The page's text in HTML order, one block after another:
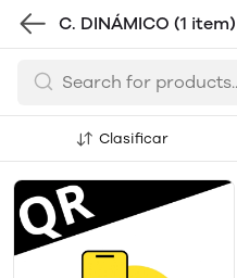
C. DINÁMICO (1 item)
Clasificar